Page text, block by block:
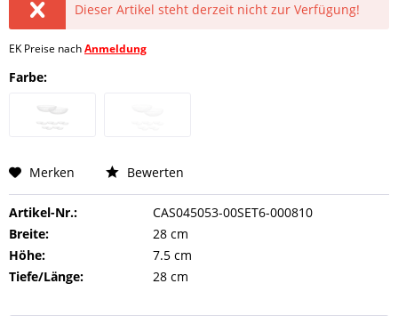
Dieser Artikel steht derzeit nicht zur Verfügung!
EK Preise nachAnmeldung
Farbe:
Merken Bewerten
Artikel-Nr.:
CAS045053-00SET6-000810
Breite:
28 cm
Höhe:
7.5 cm
Tiefe/Länge:
28 cm